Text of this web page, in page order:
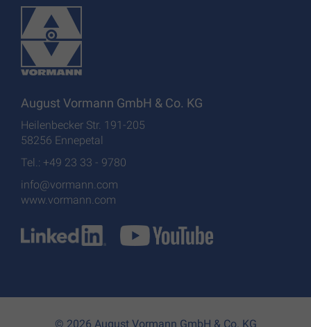
August Vormann GmbH & Co. KG
Heilenbecker Str. 191-205
58256 Ennepetal
Tel.: +49 23 33 - 9780
info@vormann.com
www.vormann.com
© 2026 August Vormann GmbH & Co. KG